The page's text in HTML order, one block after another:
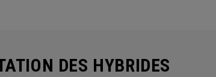
DES HYBRIDES